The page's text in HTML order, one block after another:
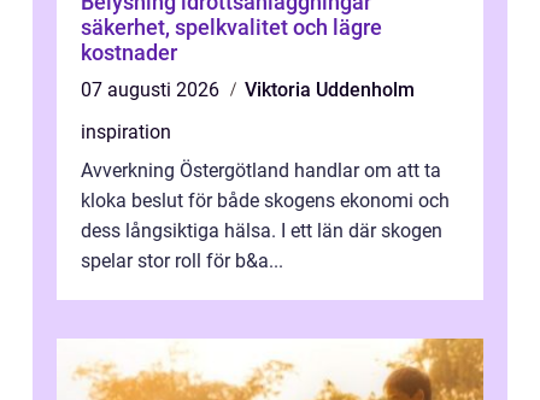
säkerhet, spelkvalitet och lägre
kostnader
07 augusti 2026
Viktoria Uddenholm
inspiration
Avverkning Östergötland handlar om att ta
kloka beslut för både skogens ekonomi och
dess långsiktiga hälsa. I ett län där skogen
spelar stor roll för b&a...